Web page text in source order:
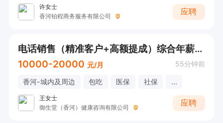
许女士
香河铂程商务服务有限公司
应聘
电话销售（精准客户+高额提成）综合年薪20万
10000-20000 元/月 55分钟前
香河-城内及周边 包吃 医保 社保 ...
王女士
御生堂（香河）健康咨询有限公司
应聘